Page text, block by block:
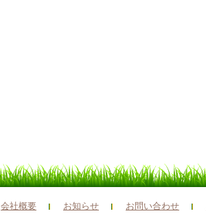
会社概要 お知らせ お問い合わせ